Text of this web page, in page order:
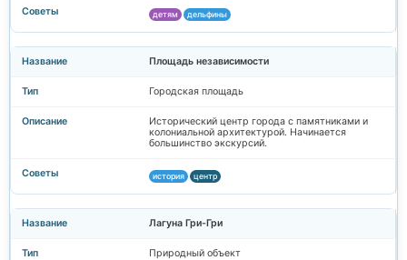
детям дельфины
Площадь независимости
Городская площадь
Исторический центр города с памятниками и
колониальной архитектурой. Начинается
большинство экскурсий.
история центр
Лагуна Гри-Гри
Природный объект